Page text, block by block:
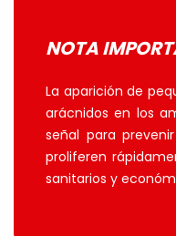
NOTA
La aparición de
arácnidos en los
señal para
proliferen
sanitarios y